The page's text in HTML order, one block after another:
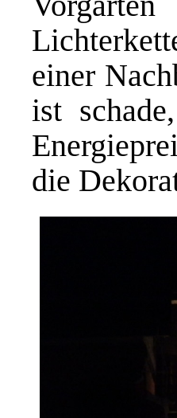
einer
ist
die